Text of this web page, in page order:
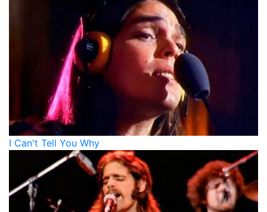
I Can't Tell You Why